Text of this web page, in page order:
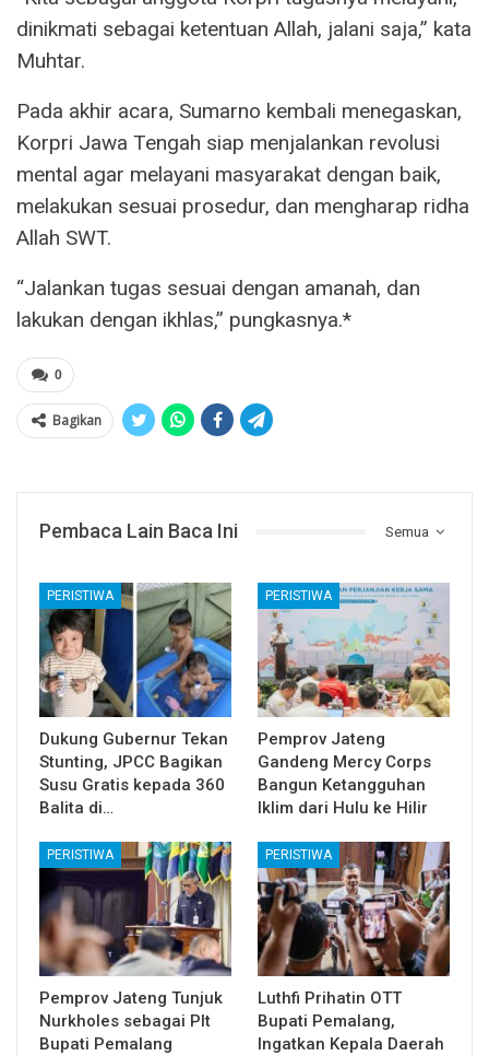
dinikmati sebagai ketentuan Allah, jalani saja,” kata
Muhtar.
Pada akhir acara, Sumarno kembali menegaskan,
Korpri Jawa Tengah siap menjalankan revolusi
mental agar melayani masyarakat dengan baik,
melakukan sesuai prosedur, dan mengharap ridha
Allah SWT.
“Jalankan tugas sesuai dengan amanah, dan
lakukan dengan ikhlas,” pungkasnya.*
0
Bagikan
Semua
Pembaca Lain Baca Ini
PERISTIWA
Dukung Gubernur Tekan
Stunting, JPCC Bagikan
Susu Gratis kepada 360
Balita di…
PERISTIWA
Pemprov Jateng
Gandeng Mercy Corps
Bangun Ketangguhan
Iklim dari Hulu ke Hilir
PERISTIWA
Pemprov Jateng Tunjuk
Nurkholes sebagai Plt
Bupati Pemalang
PERISTIWA
Luthfi Prihatin OTT
Bupati Pemalang,
Ingatkan Kepala Daerah